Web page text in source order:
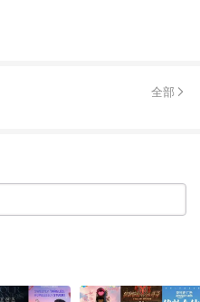
版权属于原作者
全部